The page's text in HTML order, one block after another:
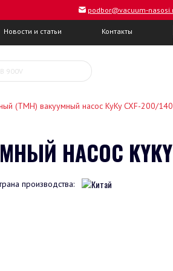
podbor@vacuum-
Новости и статьи Контакты
(ТМН) вакуумный насос KyKy CXF-200/
НАСОС KYKY
производства: